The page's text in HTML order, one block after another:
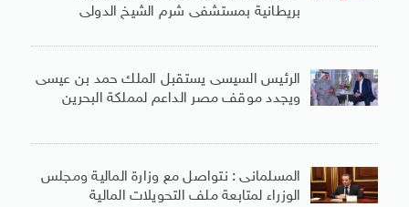
بريطانية بمستشفى شرم الشيخ الدولى
الرئيس السيسى يستقبل الملك حمد بن عيسى
ويجدد موقف مصر الداعم لمملكة البحرين
المسلمانى : نتواصل مع وزارة المالية ومجلس
الوزراء لمتابعة ملف التحويلات المالية